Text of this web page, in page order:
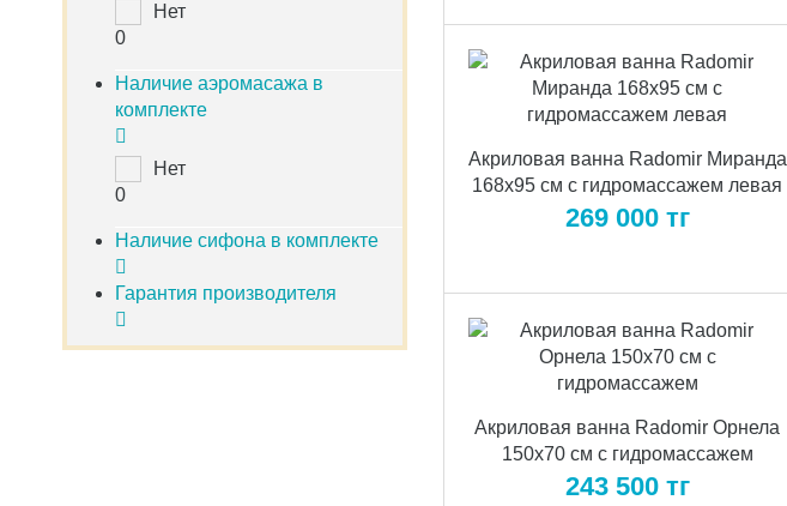
Нет
0
Наличие аэромасажа в
комплекте
Нет
0
Наличие сифона в комплекте
Гарантия производителя
Акриловая ванна Radomir Миранда
168x95 см с гидромассажем левая
269 000 тг
Акриловая ванна Radomir Орнела
150x70 см с гидромассажем
243 500 тг